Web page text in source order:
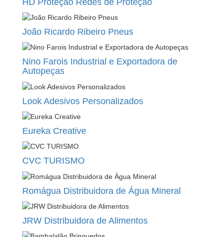
João Ricardo Ribeiro Pneus
Nino Farois Industrial e Exportadora de
Autopeças
Look Adesivos Personalizados
Eureka Creative
CVC TURISMO
Romágua Distribuidora de Água Mineral
JRW Distribuidora de Alimentos